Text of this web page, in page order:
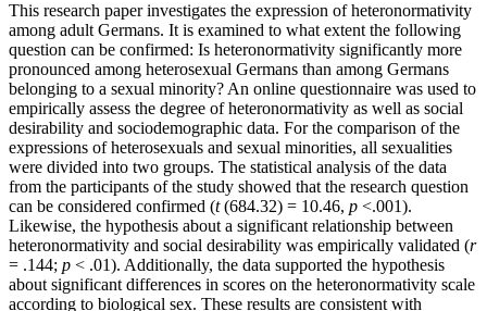
This research paper investigates the expression of heteronormativity
among adult Germans. It is examined to what extent the following
question can be confirmed: Is heteronormativity significantly more
pronounced among heterosexual Germans than among Germans
belonging to a sexual minority? An online questionnaire was used to
empirically assess the degree of heteronormativity as well as social
desirability and sociodemographic data. For the comparison of the
expressions of heterosexuals and sexual minorities, all sexualities
were divided into two groups. The statistical analysis of the data
from the participants of the study showed that the research question
can be considered confirmed (t(684.32) = 10.46, p <.001).
Likewise, the hypothesis about a significant relationship between
heteronormativity and social desirability was empirically validated (r
= .144; p < .01). Additionally, the data supported the hypothesis
about significant differences in scores on the heteronormativity scale
according to biological sex. These results are consistent with